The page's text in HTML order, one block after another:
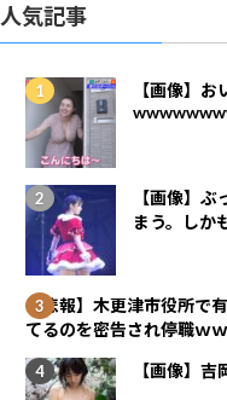
人気記事
【画像】
【画像】
まう。しか
【悲報】木更津市役所で
てるのを密告され停職ｗ
【画像】